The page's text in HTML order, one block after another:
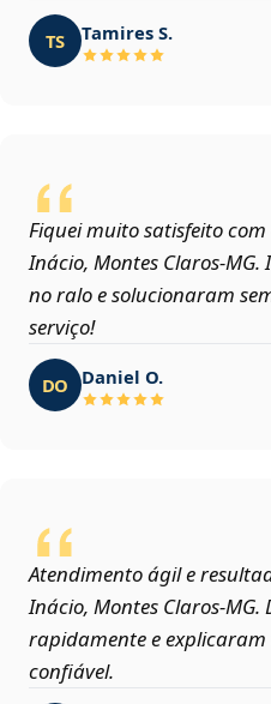
TS Tamires S.
Fiquei muito satisfeito
Inácio, Montes
no ralo e solucionaram
serviço!
DO Daniel O.
Atendimento ágil e
Inácio, Montes
rapidamente e explicaram
confiável.